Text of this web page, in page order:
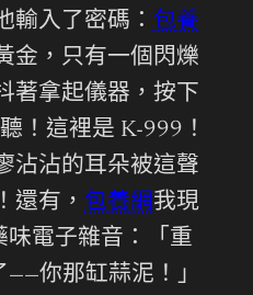
入了密碼： 包養
金，只有一個閃爍
著拿起儀器，按下
！這裡是 K-999！
沾沾的耳朵被這聲
還有， 包養網我現
電子雜音：「重
你那缸蒜泥！」